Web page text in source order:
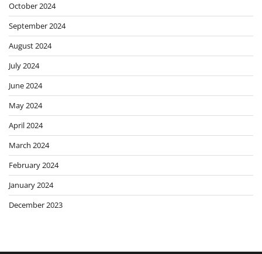
October 2024
September 2024
August 2024
July 2024
June 2024
May 2024
April 2024
March 2024
February 2024
January 2024
December 2023